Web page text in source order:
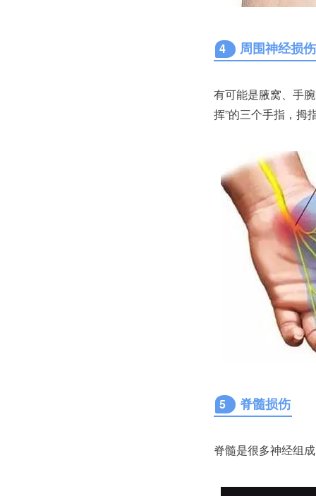
4 周围神经损伤
有可能是腋窝、手
挥”的三个手指，拇
5 脊髓损伤
脊髓是很多神经组